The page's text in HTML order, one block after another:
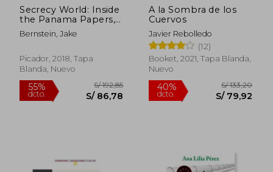
dcto. S/ 67,84
55%
dcto.
Secrecy World: Inside
the Panama Papers,
Illicit Money
Networks, and the
Inglés)
Bernstein, Jake
Picador, 2018, Tapa
Blanda, Nuevo
A la Sombra de los
Cuervos
Javier Rebolledo
(12)
Booket, 2021, Tapa Blanda,
Nuevo